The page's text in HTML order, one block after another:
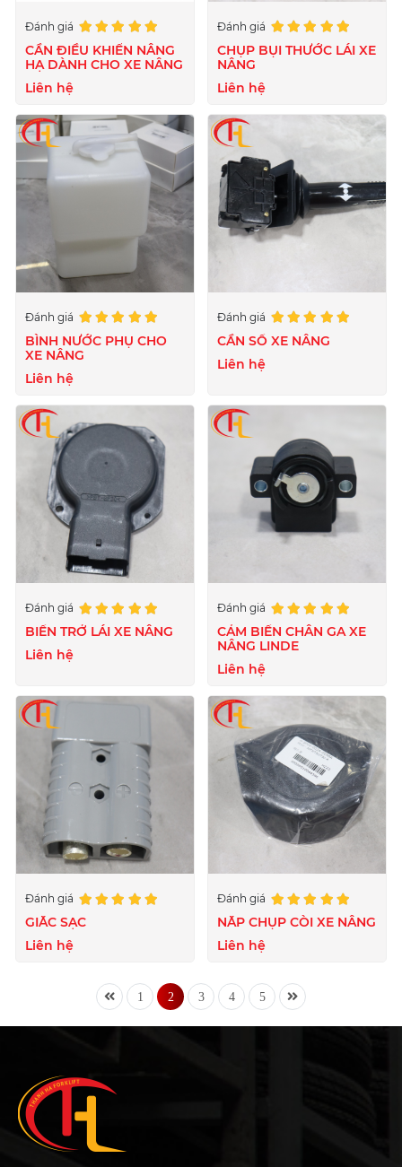
Đánh giá
CẦN ĐIỀU KHIỂN NÂNG
HẠ DÀNH CHO XE NÂNG
Liên hệ
Đánh giá
CHỤP BỤI THƯỚC LÁI XE
NÂNG
Liên hệ
Đánh giá
BÌNH NƯỚC PHỤ CHO
XE NÂNG
Liên hệ
Đánh giá
CẦN SỐ XE NÂNG
Liên hệ
Đánh giá
BIẾN TRỞ LÁI XE NÂNG
Liên hệ
Đánh giá
CẢM BIẾN CHÂN GA XE
NÂNG LINDE
Liên hệ
Đánh giá
GIẮC SẠC
Liên hệ
Đánh giá
NẮP CHỤP CÒI XE NÂNG
Liên hệ
1 2 3 4 5